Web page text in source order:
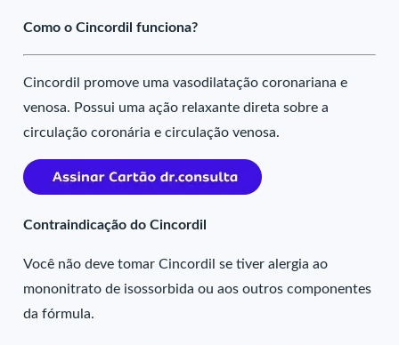
Como o Cincordil funciona?
Cincordil promove uma vasodilatação coronariana e
venosa. Possui uma ação relaxante direta sobre a
circulação coronária e circulação venosa.
Contraindicação do Cincordil
Você não deve tomar Cincordil se tiver alergia ao
mononitrato de isossorbida ou aos outros componentes
da fórmula.